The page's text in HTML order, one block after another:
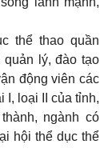
thể thao quần
lý, đào tạo
động viên các
I, loại II của tỉnh,
ngành có
hội thể dục thể